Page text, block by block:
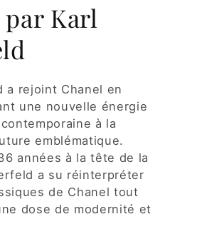
Karl
a rejoint Chanel en
une nouvelle énergie
à la
emblématique.
années à la tête de la
a su réinterpréter
de Chanel tout
dose de modernité et